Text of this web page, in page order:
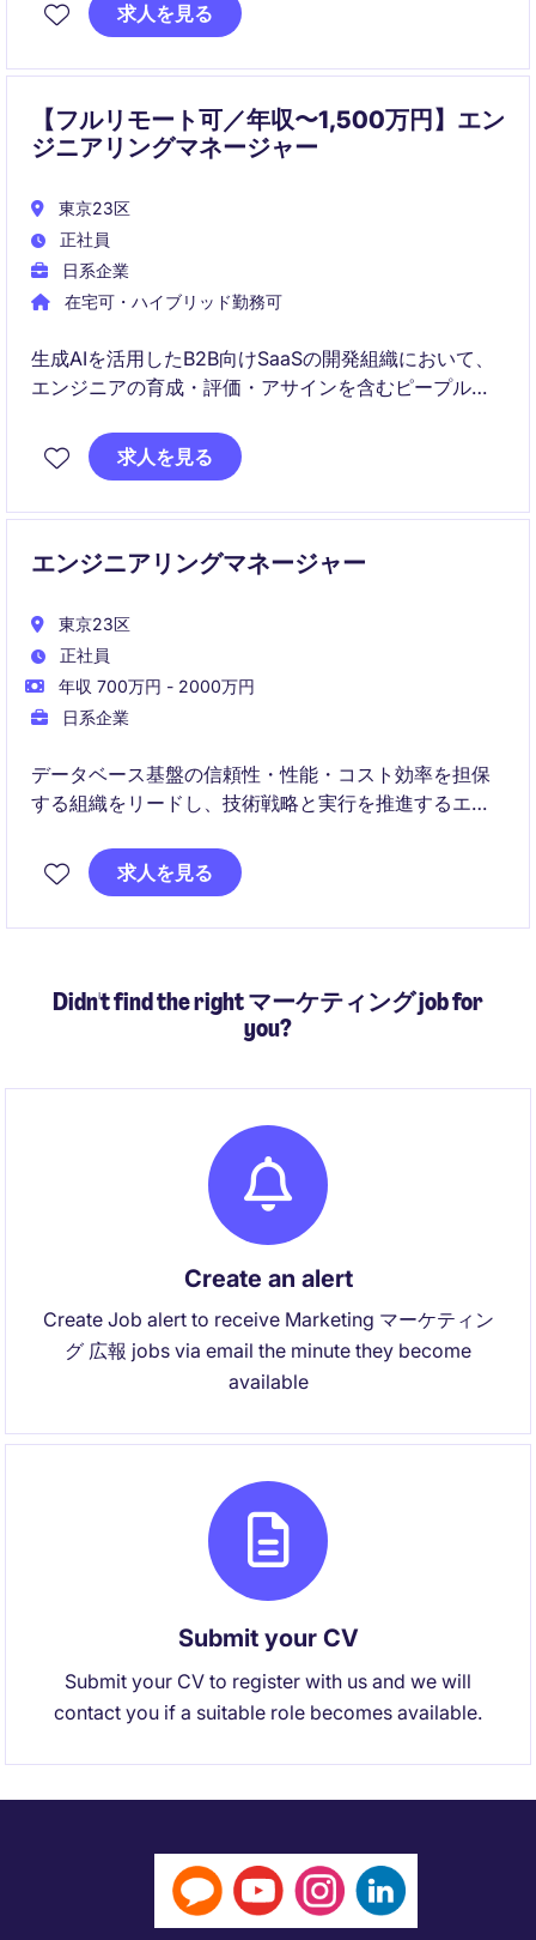
生成AIの技術的限界に挑みながら、0→1フェーズのプ
求人を見る
【フルリモート可／年収〜1,500万円】エン
ジニアリングマネージャー
東京23区
正社員
日系企業
在宅可・ハイブリッド勤務可
生成AIを活用したB2B向けSaaSの開発組織において、
エンジニアの育成・評価・アサインを含むピープルマ
PdMなど他職種と連携しながら、事業戦略に沿った開
発体制の構築と、AI前提のプロダクト進化をリードし
求人を見る
エンジニアリングマネージャー
東京23区
正社員
年収 700万円 - 2000万円
日系企業
データベース基盤の信頼性・性能・コスト効率を担保
する組織をリードし、技術戦略と実行を推進するエン
チームマネジメントや重要プロジェクト（移行・最適
化）を牽引し、事業の成長を支えるインフラ基盤を強
求人を見る
Didn't find the right マーケティング job for
you?
Create an alert
Create Job alert to receive Marketing マーケティン
グ 広報 jobs via email the minute they become
available
Submit your CV
Submit your CV to register with us and we will
contact you if a suitable role becomes available.